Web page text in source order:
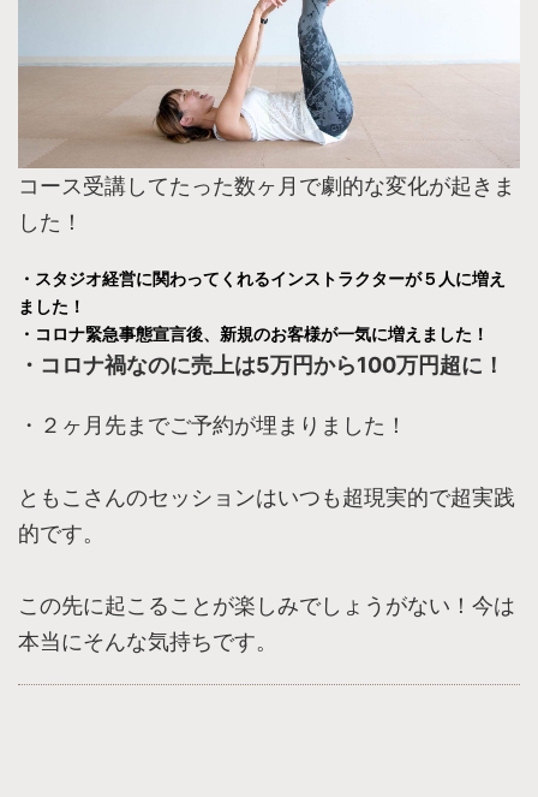
コース受講してたった数ヶ月で劇的な変化が起きま
した！
・スタジオ経営に関わってくれるインストラクターが５人に増え
ました！
・コロナ緊急事態宣言後、新規のお客様が一気に増えました！
・コロナ禍なのに売上は5万円から100万円超に！
・２ヶ月先までご予約が埋まりました！
ともこさんのセッションはいつも超現実的で超実践
的です。
この先に起こることが楽しみでしょうがない！今は
本当にそんな気持ちです。